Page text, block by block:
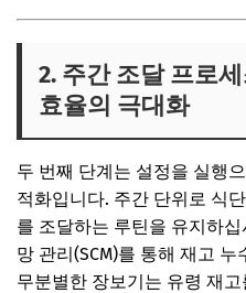
2. 주간 조달 프로
효율의 극대화
두 번째 단계는 설정을 실행
적화입니다. 주간 단위로 식
를 조달하는 루틴을 유지하
망 관리(SCM)를 통해 재고
무분별한 장보기는 유령 재